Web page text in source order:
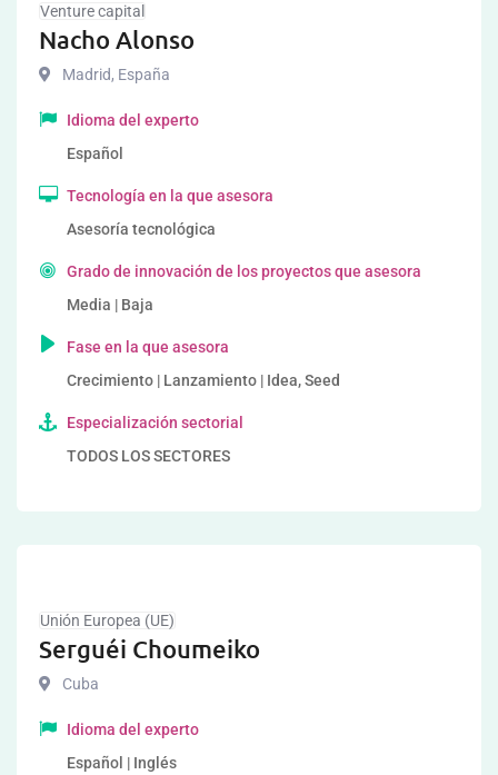
Venture capital
Nacho Alonso
Madrid, España
Idioma del experto
Español
Tecnología en la que asesora
Asesoría tecnológica
Grado de innovación de los proyectos que asesora
Media | Baja
Fase en la que asesora
Crecimiento | Lanzamiento | Idea, Seed
Especialización sectorial
TODOS LOS SECTORES
Unión Europea (UE)
Serguéi Choumeiko
Cuba
Idioma del experto
Español | Inglés